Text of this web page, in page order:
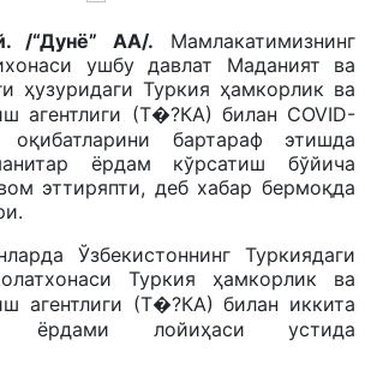
/“Дунё” АА/. Мамлакатимизнинг
ушбу давлат Маданият ва
ҳузуридаги Туркия ҳамкорлик ва
агентлиги (Т�?КА) билан COVID-
бартараф этишда
ёрдам кўрсатиш бўйича
эттиряпти, деб хабар бермоқда
Ўзбекистоннинг Туркиядаги
Туркия ҳамкорлик ва
агентлиги (Т�?КА) билан иккита
ёрдами лойиҳаси устида